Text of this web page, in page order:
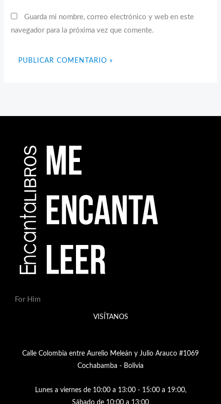
Guarda mi nombre, correo electrónico y web en este
navegador para la próxima vez que comente.
For Him
VISÍTANOS
Calle Colombia entre Aurelio Meleán y Julio Arauco #1069
Cochabamba - Bolivia
Lunes a viernes de 10:00 a 13:00 - 15:00 a 19:00,
Sábado de 10:00 a 13:00